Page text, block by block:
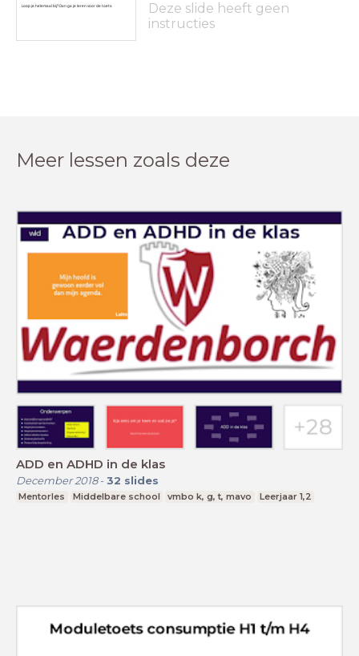
Loop je helemaal bij? Dan ga je leren voor de toets.
Deze slide heeft geen
instructies
Meer lessen zoals deze
ADD en ADHD in de klas
December 2018- 32 slides
Mentorles Middelbare school vmbo k, g, t, mavo Leerjaar 1,2